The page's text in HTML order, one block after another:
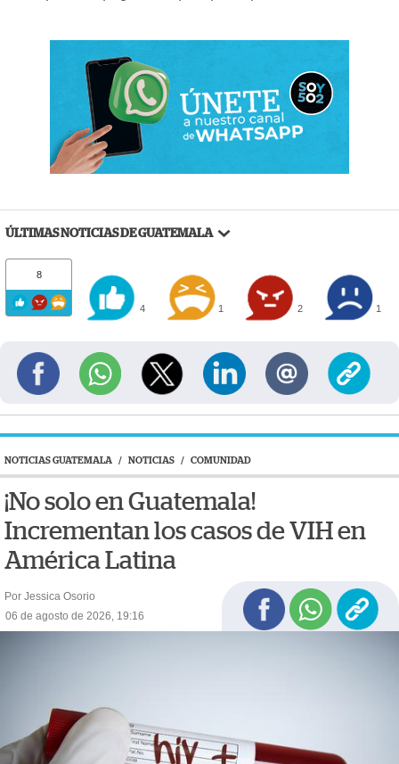
ÚLTIMAS NOTICIAS DE GUATEMALA
8
4 1 2 1
NOTICIAS GUATEMALA / NOTICIAS / COMUNIDAD
¡No solo en Guatemala!
Incrementan los casos de VIH en
América Latina
Por Jessica Osorio
06 de agosto de 2026, 19:16